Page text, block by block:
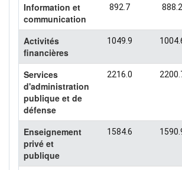
Information et
communication
892.7 888.2
Activités
financières
1049.9
Services
d'administration
publique et de
défense
2216.0
Enseignement
privé et
publique
1584.6